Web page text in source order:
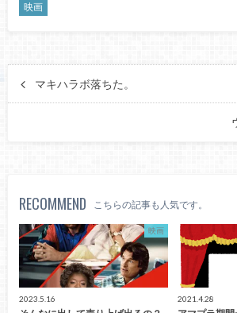
映画
マキハラボ落ちた。
RECOMMEND こちらの記事も人気です。
映画
2023.5.16 2021.4.28